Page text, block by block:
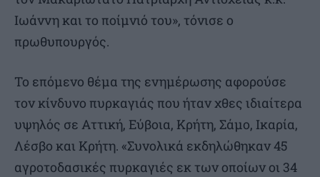
Ιωάννη και το ποίμνιό του», τόνισε ο
πρωθυπουργός.
Το επόμενο θέμα της ενημέρωσης αφορούσε
τον κίνδυνο πυρκαγιάς που ήταν χθες ιδιαίτερα
υψηλός σε Αττική, Εύβοια, Κρήτη, Σάμο, Ικαρία,
Λέσβο και Κρήτη. «Συνολικά εκδηλώθηκαν 45
αγροτοδασικές πυρκαγιές εκ των οποίων οι 34